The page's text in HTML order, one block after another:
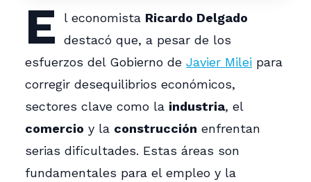
E l economista Ricardo Delgado
destacó que, a pesar de los
esfuerzos del Gobierno de Javier Milei para
corregir desequilibrios económicos,
sectores clave como la industria, el
comercio y la construcción enfrentan
serias dificultades. Estas áreas son
fundamentales para el empleo y la